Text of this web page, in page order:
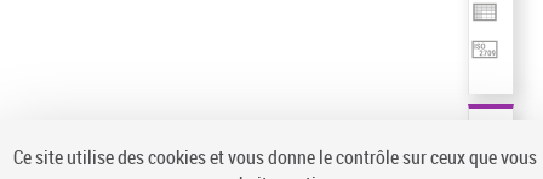
Ce site utilise des cookies et vous donne le contrôle sur ceux que vous